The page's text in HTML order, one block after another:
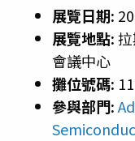
展覽日期:
展覽地點:
會議中心
攤位號碼:
參與部門: